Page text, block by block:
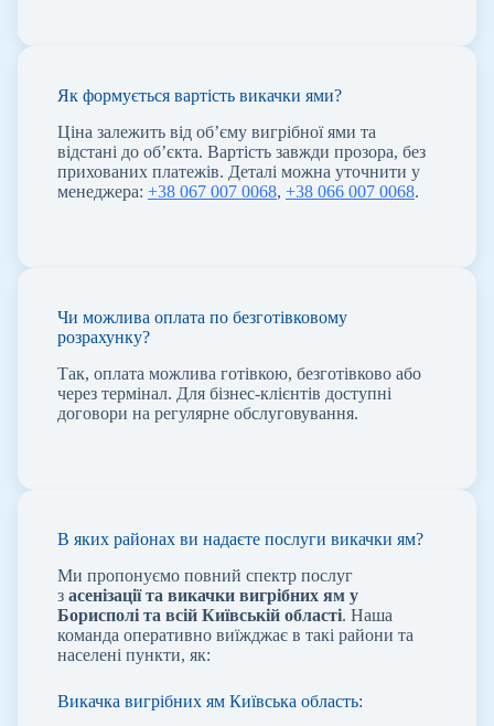
Як формується вартість викачки ями?
Ціна залежить від об’єму вигрібної ями та
відстані до об’єкта. Вартість завжди прозора, без
прихованих платежів. Деталі можна уточнити у
менеджера: +38 067 007 0068, +38 066 007 0068.
Чи можлива оплата по безготівковому
розрахунку?
Так, оплата можлива готівкою, безготівково або
через термінал. Для бізнес-клієнтів доступні
договори на регулярне обслуговування.
В яких районах ви надаєте послуги викачки ям?
Ми пропонуємо повний спектр послуг
з асенізації та викачки вигрібних ям у
Борисполі та всій Київській області. Наша
команда оперативно виїжджає в такі райони та
населені пункти, як:
Викачка вигрібних ям Київська область: